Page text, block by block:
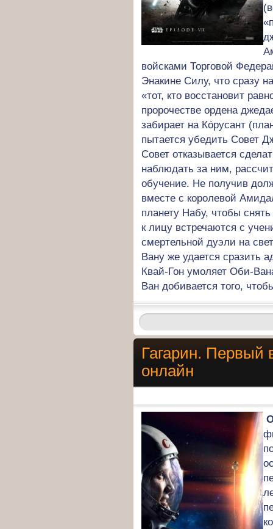
войсками Торговой
Энакине Силу, что сразу
«тот, кто восстановит
пророчестве ордена
забирает на Ко́русант
пытается убедить Совет
Совет отказывается
наблюдать за ним,
обучение. Не получив
вместе с королевой
планету Набу, чтобы
к лицу встречаются с
смертельной дуэли на
Вану же удается сразить
Квай-Гон умоляет Оби-
Ван добивается того,
Гагарин. Первый
онлайн